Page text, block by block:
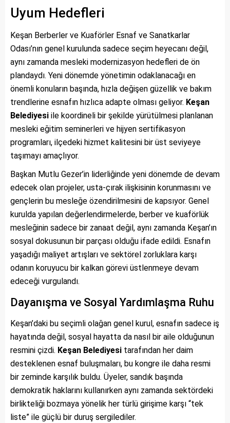
Uyum Hedefleri
Keşan Berberler ve Kuaförler Esnaf ve Sanatkarlar
Odası’nın genel kurulunda sadece seçim heyecanı değil,
aynı zamanda mesleki modernizasyon hedefleri de ön
plandaydı. Yeni dönemde yönetimin odaklanacağı en
önemli konuların başında, hızla değişen güzellik ve bakım
trendlerine esnafın hızlıca adapte olması geliyor. Keşan
Belediyesi ile koordineli bir şekilde yürütülmesi planlanan
mesleki eğitim seminerleri ve hijyen sertifikasyon
programları, ilçedeki hizmet kalitesini bir üst seviyeye
taşımayı amaçlıyor.
Başkan Mutlu Gezer’in liderliğinde yeni dönemde de devam
edecek olan projeler, usta-çırak ilişkisinin korunmasını ve
gençlerin bu mesleğe özendirilmesini de kapsıyor. Genel
kurulda yapılan değerlendirmelerde, berber ve kuaförlük
mesleğinin sadece bir zanaat değil, aynı zamanda Keşan’ın
sosyal dokusunun bir parçası olduğu ifade edildi. Esnafın
yaşadığı maliyet artışları ve sektörel zorluklara karşı
odanın koruyucu bir kalkan görevi üstlenmeye devam
edeceği vurgulandı.
Dayanışma ve Sosyal Yardımlaşma Ruhu
Keşan’daki bu seçimli olağan genel kurul, esnafın sadece iş
hayatında değil, sosyal hayatta da nasıl bir aile olduğunun
resmini çizdi. Keşan Belediyesi tarafından her daim
desteklenen esnaf buluşmaları, bu kongre ile daha resmi
bir zeminde karşılık buldu. Üyeler, sandık başında
demokratik haklarını kullanırken aynı zamanda sektördeki
birlikteliği bozmaya yönelik her türlü girişime karşı “tek
liste” ile güçlü bir duruş sergilediler.